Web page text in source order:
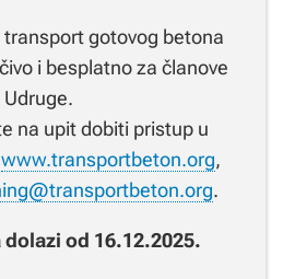
transport gotovog betona
i besplatno za članove
Udruge.
na upit dobiti pristup u
www.transportbeton.org,
.
dolazi od 16.12.2025.